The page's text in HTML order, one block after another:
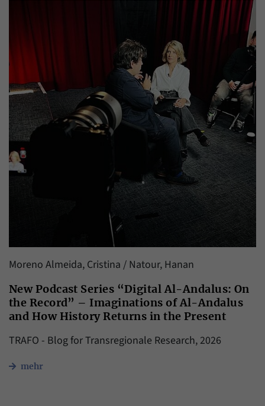
Moreno Almeida, Cristina / Natour, Hanan
New Podcast Series “Digital Al-Andalus: On
the Record” – Imaginations of Al-Andalus
and How History Returns in the Present
TRAFO - Blog for Transregionale Research, 2026
mehr
generierte ID, für die historische Speicherung
Ihrer vorgenommen Einstellungen, falls der
Webseiten-Betreiber dies eingestellt hat.
Anbieter
Laufzeit
Zweck
Mit diesem Cookie können wir speichern, von
welcher Internetseite oder Suchmaschine
Besucher durch eine Verlinkung auf unsere
Internetseite weitergeleitet wurden.
Name
30 Minuten
Daten über den aktuellen Aufenthalt von
speichern.